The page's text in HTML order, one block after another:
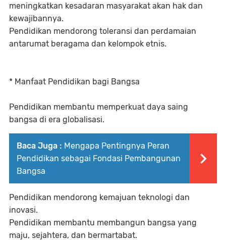
meningkatkan kesadaran masyarakat akan hak dan
kewajibannya.
Pendidikan mendorong toleransi dan perdamaian
antarumat beragama dan kelompok etnis.
* Manfaat Pendidikan bagi Bangsa
Pendidikan membantu memperkuat daya saing
bangsa di era globalisasi.
Baca Juga : Mengapa Pentingnya Peran
Pendidikan sebagai Fondasi Pembangunan
Bangsa
Pendidikan mendorong kemajuan teknologi dan
inovasi.
Pendidikan membantu membangun bangsa yang
maju, sejahtera, dan bermartabat.